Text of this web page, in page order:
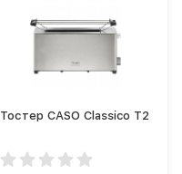
Тостер CASO Classico T2